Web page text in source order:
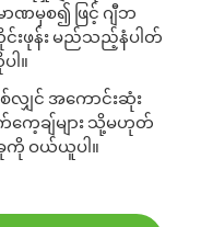
ာဏမှစ၍ ဖြင့် ဂျီဘ
းဖုန်း မည်သည့်နံပါတ်
ါ။
ျှင် အကောင်းဆုံး
ကေ့ချ်များ သို့မဟုတ်
ကို ဝယ်ယူပါ။